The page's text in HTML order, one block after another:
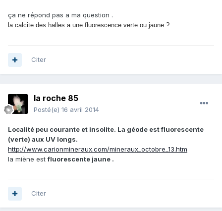
ça ne répond pas a ma question .
la calcite des halles a une fluorescence verte ou jaune ?
Citer
la roche 85
Posté(e) 16 avril 2014
Localité peu courante et insolite. La géode est fluorescente
(verte) aux UV longs.
http://www.carionmineraux.com/mineraux_octobre_13.htm
la miène estfluorescente jaune .
Citer